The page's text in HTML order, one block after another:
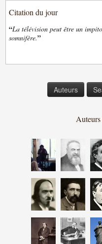
Citation du jour
“La télévision peut être un
somnifère.”
Auteurs